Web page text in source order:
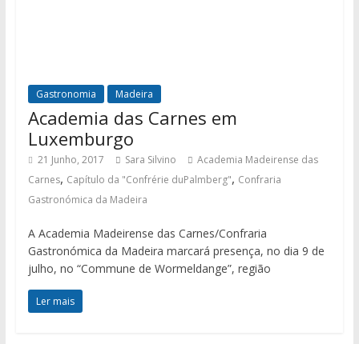
Gastronomia Madeira
Academia das Carnes em
Luxemburgo
21 Junho, 2017 Sara Silvino
Academia Madeirense das
Carnes, Capítulo da "Confrérie duPalmberg", Confraria
Gastronómica da Madeira
A Academia Madeirense das Carnes/Confraria
Gastronómica da Madeira marcará presença, no dia 9 de
julho, no “Commune de Wormeldange”, região
Ler mais